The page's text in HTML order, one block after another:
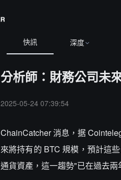
快訊 深度
分析師：財務公司未
2025-05-24 07:39:54
ChainCatcher 消息，据
來將持有的 BTC 規模，預計這
通貨資產，這一趨勢"已在過去兩